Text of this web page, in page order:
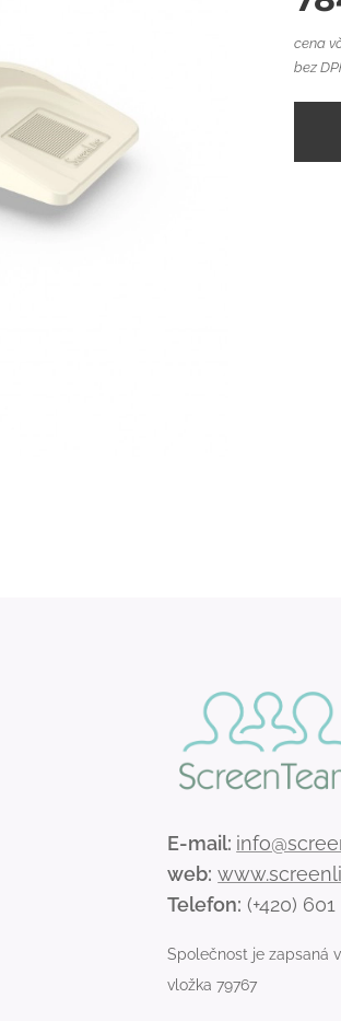
cena
bez
E-mail:
web:
Telefon: (+420)
Společnost je zapsaná
vložka 79767